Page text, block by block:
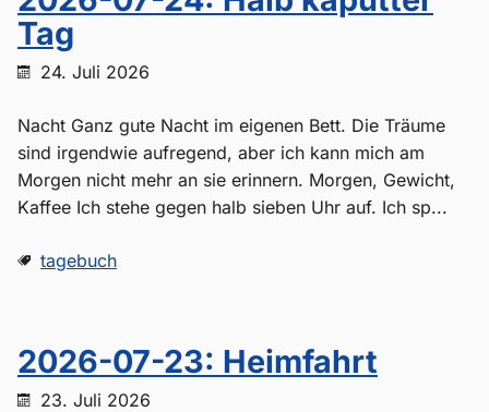
Tag
24. Juli 2026
Nacht Ganz gute Nacht im eigenen Bett. Die Träume
sind irgendwie aufregend, aber ich kann mich am
Morgen nicht mehr an sie erinnern. Morgen, Gewicht,
Kaffee Ich stehe gegen halb sieben Uhr auf. Ich sp...
tagebuch
2026-07-23: Heimfahrt
23. Juli 2026